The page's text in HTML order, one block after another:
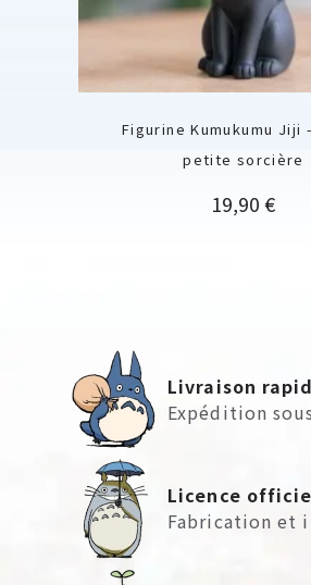
Figurine Kumukumu Jiji
petite sorcière
Prix
19,90 €
Livraison
Expédition
Licence
Fabrication et